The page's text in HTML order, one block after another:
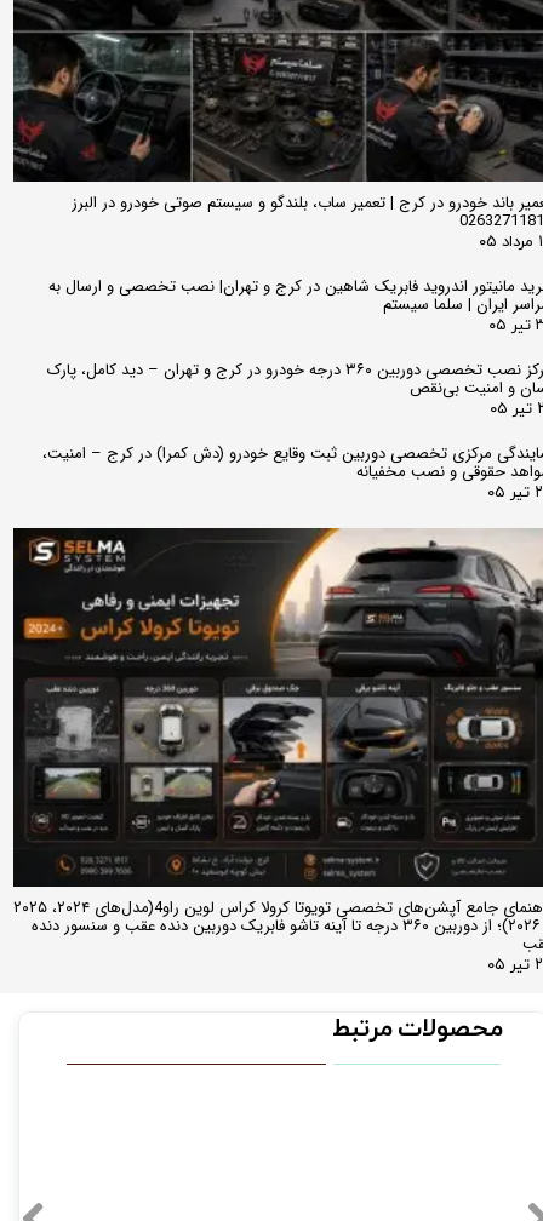
باند خودرو در کرج | تعمیر ساب، بلندگو و سیستم صوتی خودرو در البرز
مانیتور اندروید فابریک شاهین در کرج و تهران| نصب تخصصی و ارسال به
ایران | سلما سیستم
مرکز نصب تخصصی دوربین ۳۶۰ درجه خودرو در کرج و تهران – دید کامل، پارک
و امنیت بی‌نقص
مرکزی تخصصی دوربین ثبت وقایع خودرو (دش کمرا) در کرج – امنیت،
حقوقی و نصب مخفیانه
راهنمای جامع آپشن‌های تخصصی تویوتا کرولا کراس لوین راو4(مدل‌های ۲۰۲۴، ۲۰۲۵
و ۲۰۲۶)؛ از دوربین ۳۶۰ درجه تا آینه تاشو فابریک دوربین دنده عقب و سنسور دنده
محصولات مرتبط